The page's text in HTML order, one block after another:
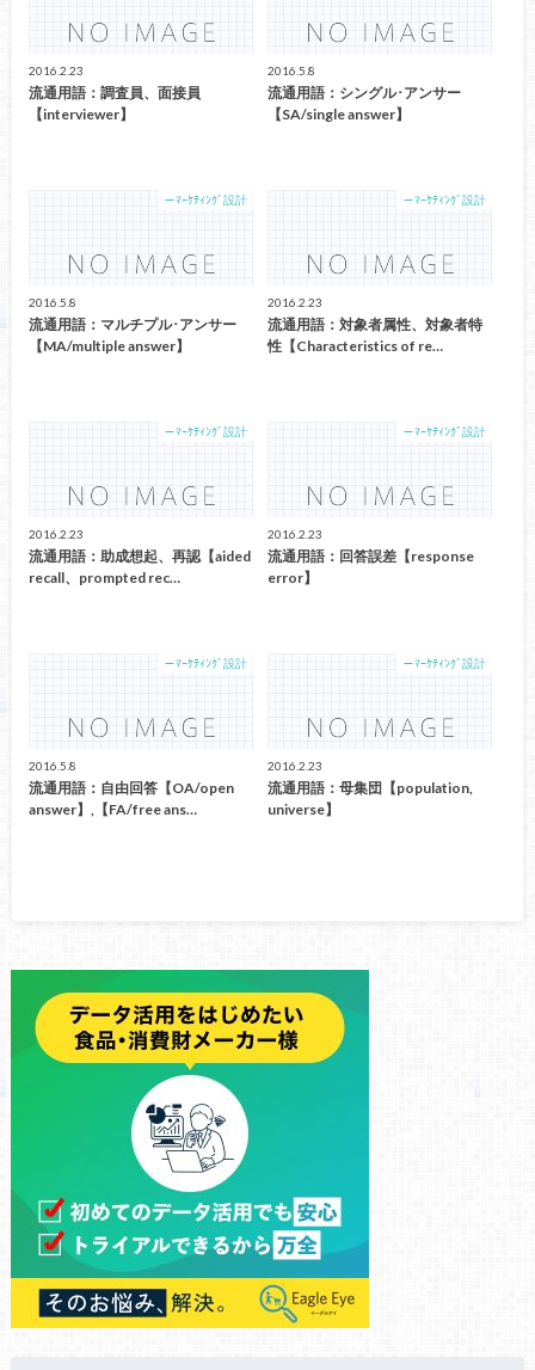
2016.2.23
流通用語：調査員、面接員
【interviewer】
2016.5.8
流通用語：シングル･アンサー
【SA/single answer】
－ﾏｰｹﾃｨﾝｸﾞ設計
2016.5.8
流通用語：マルチプル･アンサー
【MA/multiple answer】
－ﾏｰｹﾃｨﾝｸﾞ設計
2016.2.23
流通用語：対象者属性、対象者特
性【Characteristics of re…
－ﾏｰｹﾃｨﾝｸﾞ設計
2016.2.23
流通用語：助成想起、再認【aided
recall、prompted rec…
－ﾏｰｹﾃｨﾝｸﾞ設計
2016.2.23
流通用語：回答誤差【response
error】
－ﾏｰｹﾃｨﾝｸﾞ設計
2016.5.8
流通用語：自由回答【OA/open
answer】,【FA/free ans…
－ﾏｰｹﾃｨﾝｸﾞ設計
2016.2.23
流通用語：母集団【population,
universe】